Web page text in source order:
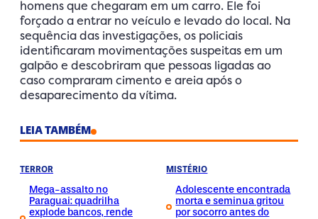
homens que chegaram em um carro. Ele foi
forçado a entrar no veículo e levado do local. Na
sequência das investigações, os policiais
identificaram movimentações suspeitas em um
galpão e descobriram que pessoas ligadas ao
caso compraram cimento e areia após o
desaparecimento da vítima.
LEIA TAMBÉM
TERROR
Mega-assalto no
Paraguai: quadrilha
explode bancos, rende
MISTÉRIO
Adolescente encontrada
morta e seminua gritou
por socorro antes do